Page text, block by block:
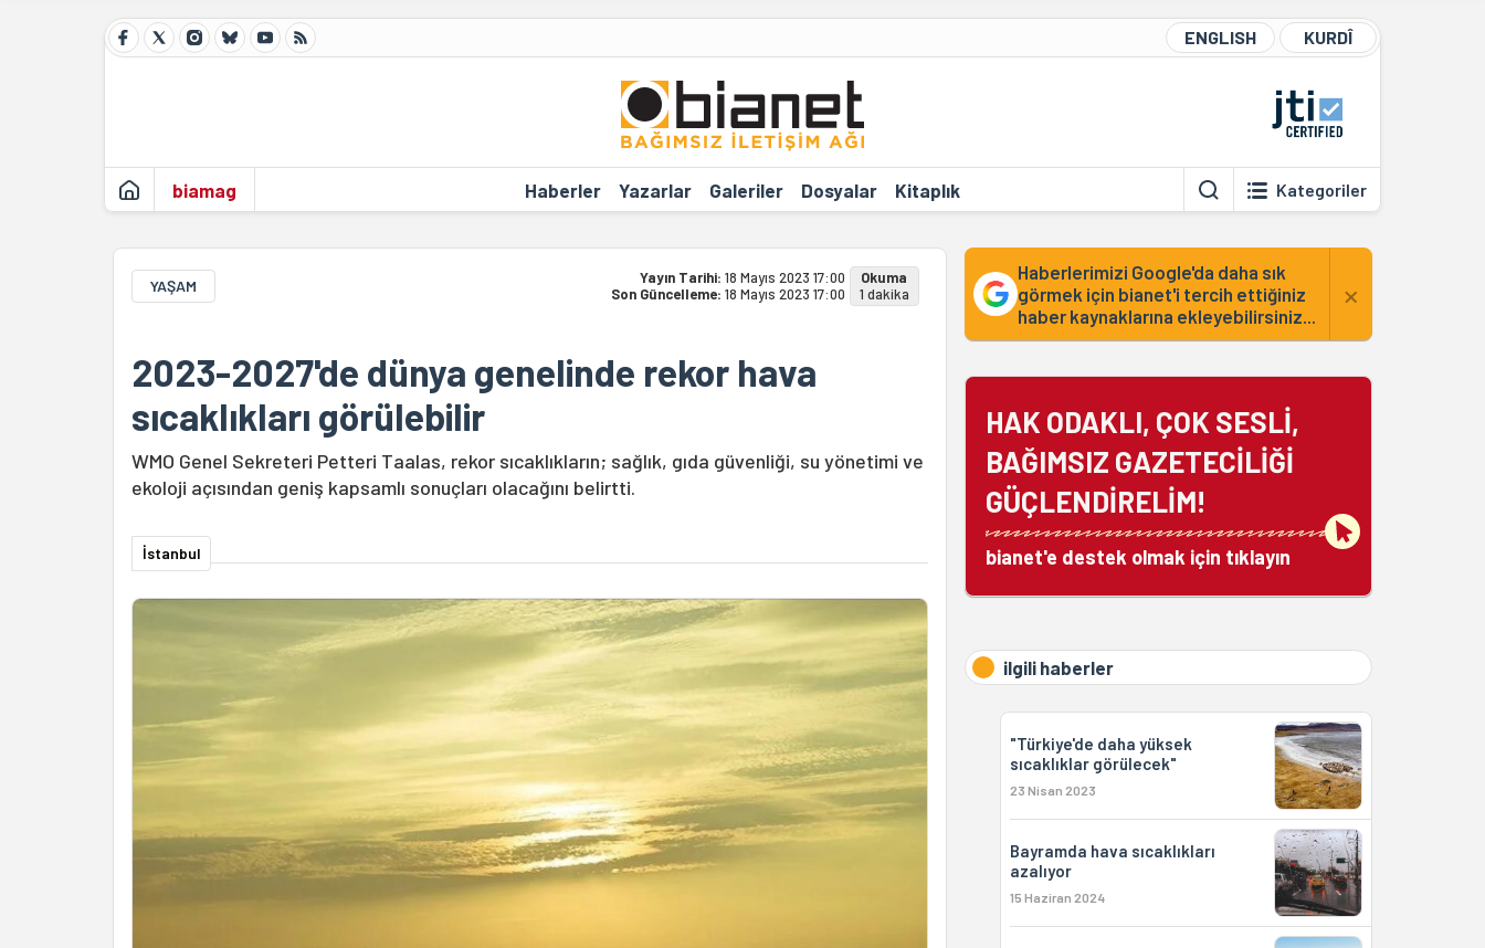
ENGLISH KURDÎ
biamag Haberler Yazarlar Galeriler Dosyalar Kitaplık Kategoriler
YAŞAM Yayın Tarihi: 18 Mayıs 2023 17:00
Son Güncelleme: 18 Mayıs 2023 17:00
Okuma
1 dakika
2023-2027'de dünya genelinde rekor hava
sıcaklıkları görülebilir
WMO Genel Sekreteri Petteri Taalas, rekor sıcaklıkların; sağlık, gıda güvenliği, su yönetimi ve
ekoloji açısından geniş kapsamlı sonuçları olacağını belirtti.
İstanbul
Haberlerimizi Google'da daha sık
görmek için bianet'i tercih ettiğiniz
haber kaynaklarına ekleyebilirsiniz...
×
HAK ODAKLI, ÇOK SESLİ,
BAĞIMSIZ GAZETECİLİĞİ
GÜÇLENDİRELİM!
bianet'e destek olmak için tıklayın
ilgili haberler
"Türkiye'de daha yüksek
sıcaklıklar görülecek"
23 Nisan 2023
Bayramda hava sıcaklıkları
azalıyor
15 Haziran 2024